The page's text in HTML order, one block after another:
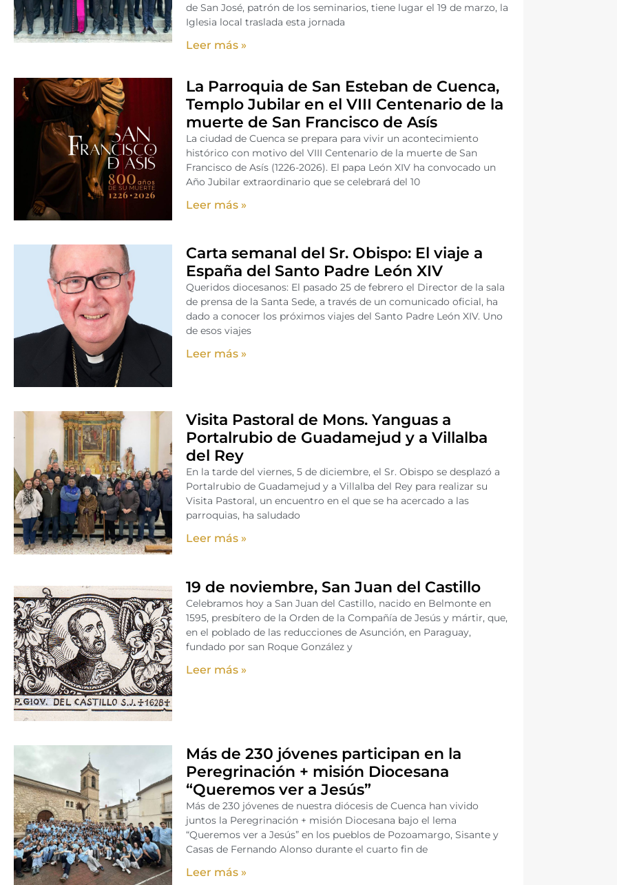
de San José, patrón de los seminarios, tiene lugar el 19 de marzo, la
Iglesia local traslada esta jornada
Leer más »
La Parroquia de San Esteban de Cuenca,
Templo Jubilar en el VIII Centenario de la
muerte de San Francisco de Asís
La ciudad de Cuenca se prepara para vivir un acontecimiento
histórico con motivo del VIII Centenario de la muerte de San
Francisco de Asís (1226-2026). El papa León XIV ha convocado un
Año Jubilar extraordinario que se celebrará del 10
Leer más »
Carta semanal del Sr. Obispo: El viaje a
España del Santo Padre León XIV
Queridos diocesanos: El pasado 25 de febrero el Director de la sala
de prensa de la Santa Sede, a través de un comunicado oficial, ha
dado a conocer los próximos viajes del Santo Padre León XIV. Uno
de esos viajes
Leer más »
Visita Pastoral de Mons. Yanguas a
Portalrubio de Guadamejud y a Villalba
del Rey
En la tarde del viernes, 5 de diciembre, el Sr. Obispo se desplazó a
Portalrubio de Guadamejud y a Villalba del Rey para realizar su
Visita Pastoral, un encuentro en el que se ha acercado a las
parroquias, ha saludado
Leer más »
19 de noviembre, San Juan del Castillo
Celebramos hoy a San Juan del Castillo, nacido en Belmonte en
1595, presbítero de la Orden de la Compañía de Jesús y mártir, que,
en el poblado de las reducciones de Asunción, en Paraguay,
fundado por san Roque González y
Leer más »
Más de 230 jóvenes participan en la
Peregrinación + misión Diocesana
“Queremos ver a Jesús”
Más de 230 jóvenes de nuestra diócesis de Cuenca han vivido
juntos la Peregrinación + misión Diocesana bajo el lema
“Queremos ver a Jesús” en los pueblos de Pozoamargo, Sisante y
Casas de Fernando Alonso durante el cuarto fin de
Leer más »